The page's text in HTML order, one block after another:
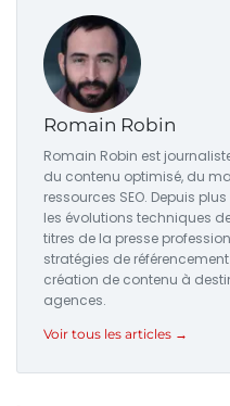
Romain Robin
Romain Robin est
du contenu optimisé, du
ressources SEO. Depuis
les évolutions techniques
titres de la presse
stratégies de
création de contenu à
agences.
Voir tous les articles →